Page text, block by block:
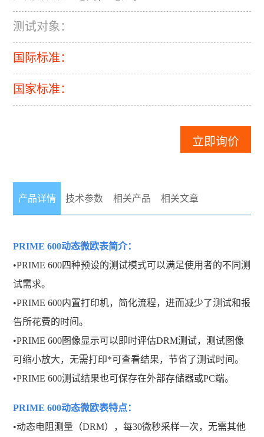
测试对象：
国际标准：
国家标准：
立即询价
产品详情 技术参数 相关产品 相关文章
PRIME 600动态微欧表简介：
•PRIME 600四种预设的测试模式可以满足使用者的不同测
试需求。
•PRIME 600内置打印机，简化流程，进而减少了测试和报
告所花费的时间。
•PRIME 600图像显示可以即时评估DRM测试，测试图像
可缩小放大，无需打印*可查看结果，节省了测试时间。
•PRIME 600测试结果也可保存在外部存储器或PC端。
PRIME 600动态微欧表特点：
•动态电阻测量（DRM），每30微秒采样一次，无需其他